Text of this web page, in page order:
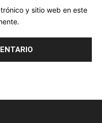
y sitio web en este